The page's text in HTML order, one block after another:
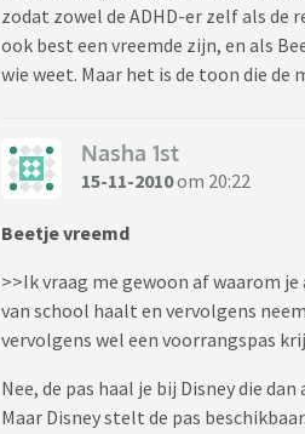
zodat zowel de ADHD-er zelf als de
ook best een vreemde zijn, en als
wie weet. Maar het is de toon die de
Nasha 1st
15-11-2010om 20:22
Beetje vreemd
>>Ik vraag me gewoon af waarom
van school haalt en vervolgens
vervolgens wel een voorrangspas
Nee, de pas haal je bij Disney die
Maar Disney stelt de pas